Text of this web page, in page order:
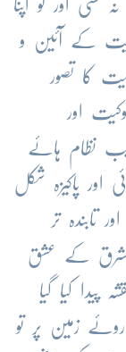
کسی اور کو اپنا
کے آئین و
کا تصور
اور
نظام ہائے
اور پاکیزہ شکل
تابندہ تر
کے عشق
پیدا کیا گیا
زمین پر تو